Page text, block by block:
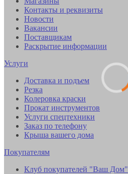
Контакты и реквизиты
Новости
Вакансии
Поставщикам
Раскрытие информации
Услуги
Доставка и подъем
Резка
Колеровка краски
Прокат инструментов
Услуги спецтехники
Заказ по телефону
Крыша вашего дома
Покупателям
Клуб покупателей "Ваш Дом"